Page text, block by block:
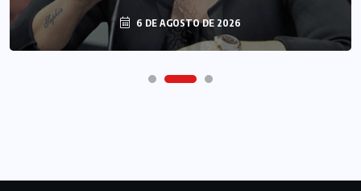
6 DE AGOSTO DE 2026